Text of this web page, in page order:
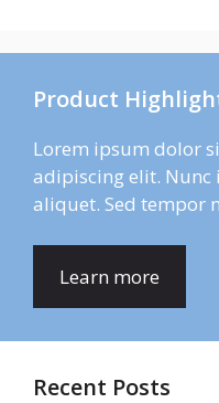
Product
Lorem ipsum dolor
adipiscing elit. Nunc
aliquet. Sed tempor
Learn more
Recent Posts